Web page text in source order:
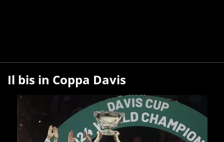
Il bis in Coppa Davis